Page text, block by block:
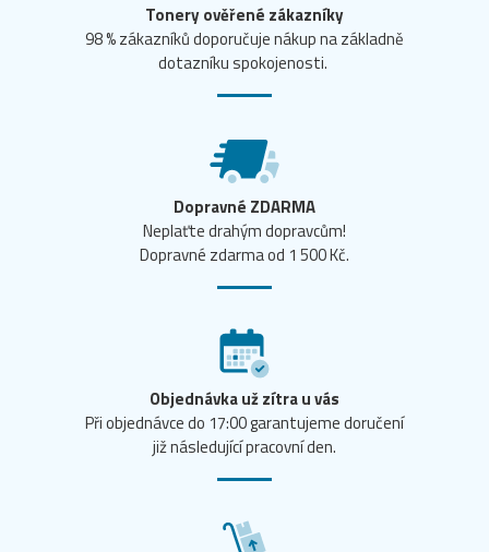
Tonery ověřené zákazníky
98 % zákazníků doporučuje nákup na základně
dotazníku spokojenosti.
Dopravné ZDARMA
Neplaťte drahým dopravcům!
Dopravné zdarma od 1 500 Kč.
Objednávka už zítra u vás
Při objednávce do 17:00 garantujeme doručení
již následující pracovní den.